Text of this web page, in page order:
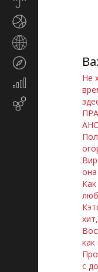
Экономика
маркетинг
Не
как
с